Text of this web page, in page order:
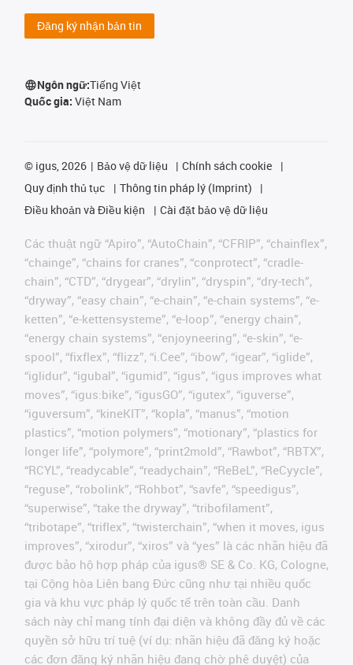
Đăng ký nhận bản tin
Ngôn ngữ:Tiếng Việt
Quốc gia: Việt Nam
© igus, 2026 Bảo vệ dữ liệu
Chính sách cookie
Quy định thủ tục
Thông tin pháp lý (Imprint)
Điều khoản và Điều kiện
Cài đặt bảo vệ dữ liệu
Các thuật ngữ “Apiro”, “AutoChain”, “CFRIP”, “chainflex”,
“chainge”, “chains for cranes”, “conprotect”, “cradle-
chain”, “CTD”, “drygear”, “drylin”, “dryspin”, “dry-tech”,
“dryway”, “easy chain”, “e-chain”, “e-chain systems”, “e-
ketten”, “e-kettensysteme”, “e-loop”, “energy chain”,
“energy chain systems”, “enjoyneering”, “e-skin”, “e-
spool”, “fixflex”, “flizz”, “i.Cee”, “ibow”, “igear”, “iglide”,
“iglidur”, “igubal”, “igumid”, “igus”, “igus improves what
moves”, “igus:bike”, “igusGO”, “igutex”, “iguverse”,
“iguversum”, “kineKIT”, “kopla”, “manus”, “motion
plastics”, “motion polymers”, “motionary”, “plastics for
longer life”, “polymore”, “print2mold”, “Rawbot”, “RBTX”,
“RCYL”, “readycable”, “readychain”, “ReBeL”, “ReCyycle”,
“reguse”, “robolink”, “Rohbot”, “savfe”, “speedigus”,
“superwise”, “take the dryway”, “tribofilament”,
“tribotape”, “triflex”, “twisterchain”, “when it moves, igus
improves”, “xirodur”, “xiros” và “yes” là các nhãn hiệu đã
được bảo hộ hợp pháp của igus® SE & Co. KG, Cologne,
tại Cộng hòa Liên bang Đức cũng như tại nhiều quốc
gia và khu vực pháp lý quốc tế trên toàn cầu. Danh
sách này chỉ mang tính đại diện và không đầy đủ về các
quyền sở hữu trí tuệ (ví dụ: nhãn hiệu đã đăng ký hoặc
các đơn đăng ký nhãn hiệu đang chờ phê duyệt) của